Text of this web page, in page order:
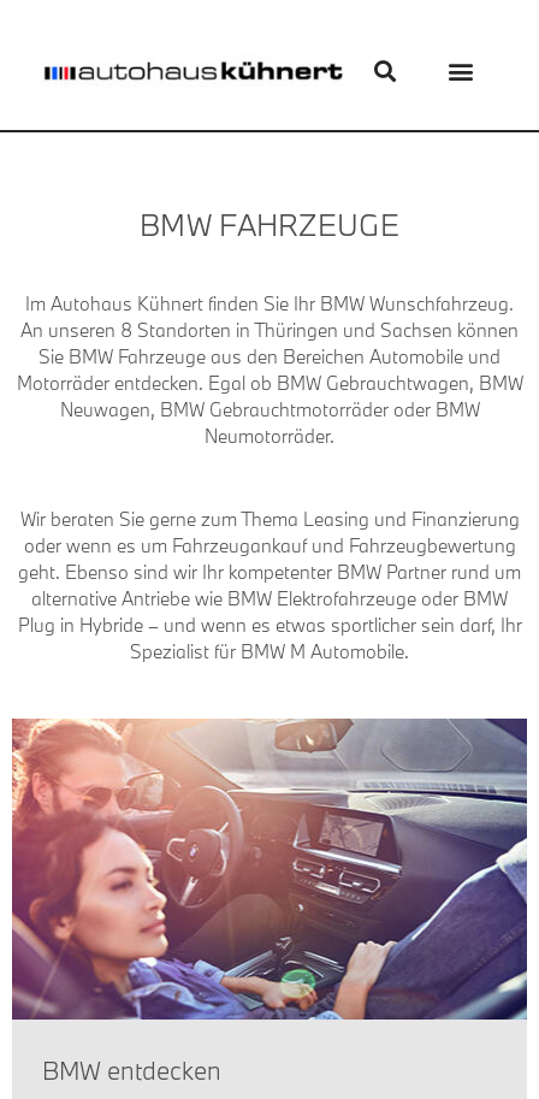
BMW FAHRZEUGE
Im Autohaus Kühnert finden Sie Ihr BMW Wunschfahrzeug.
An unseren 8 Standorten in Thüringen und Sachsen können
Sie BMW Fahrzeuge aus den Bereichen Automobile und
Motorräder entdecken. Egal ob BMW Gebrauchtwagen, BMW
Neuwagen, BMW Gebrauchtmotorräder oder BMW
Neumotorräder.
Wir beraten Sie gerne zum Thema Leasing und Finanzierung
oder wenn es um Fahrzeugankauf und Fahrzeugbewertung
geht. Ebenso sind wir Ihr kompetenter BMW Partner rund um
alternative Antriebe wie BMW Elektrofahrzeuge oder BMW
Plug in Hybride – und wenn es etwas sportlicher sein darf, Ihr
Spezialist für BMW M Automobile.
BMW entdecken